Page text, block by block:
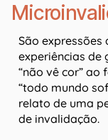
São
experiências de
“não vê cor”
“todo mundo
relato de uma
de invalidação.